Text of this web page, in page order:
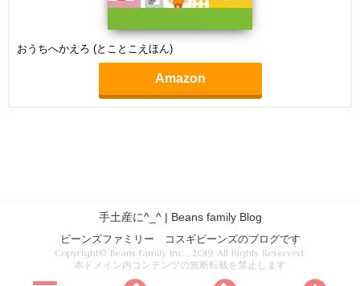
おうちへかえろ (とことこえほん)
Amazon
手土産に^_^ | Beans family Blog
ビーンズファミリー コスギビーンズのブログです
Copyright© Beans family Inc. , 2019 All Rights Reserved.
本ドメイン内コンテンツの無断転載を禁止します